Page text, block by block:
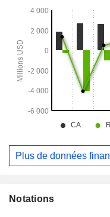
contextuelle
traitements et des
Plus de données
Notations